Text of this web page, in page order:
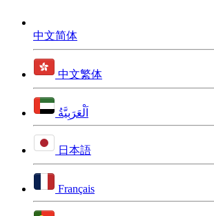
中文简体
中文繁体
اَلْعَرَبِيَّةُ
日本語
Français